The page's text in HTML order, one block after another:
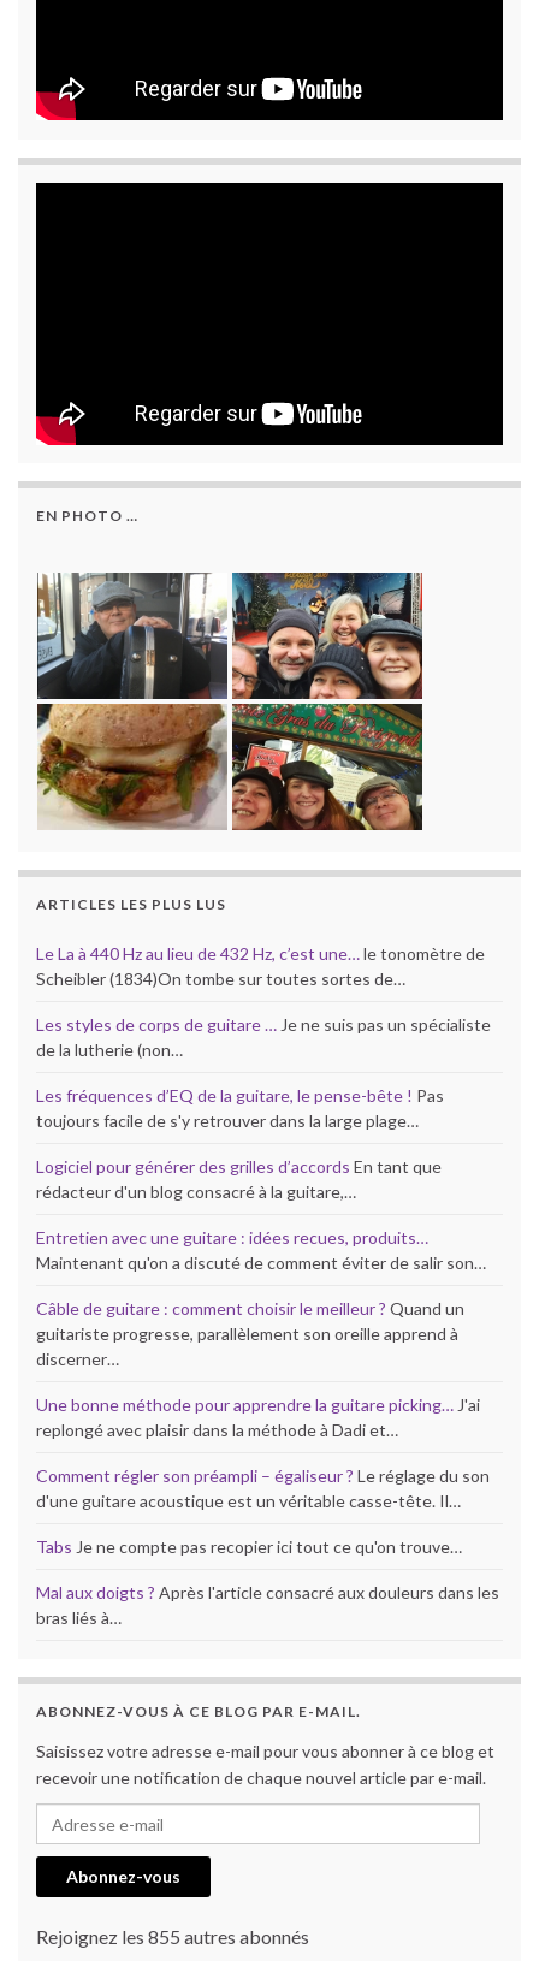
EN PHOTO …
ARTICLES LES PLUS LUS
Le La à 440 Hz au lieu de 432 Hz, c’est une…le tonomètre de
Scheibler (1834)On tombe sur toutes sortes de…
Les styles de corps de guitare …Je ne suis pas un spécialiste
de la lutherie (non…
Les fréquences d’EQ de la guitare, le pense-bête ! Pas
toujours facile de s'y retrouver dans la large plage…
Logiciel pour générer des grilles d’accords En tant que
rédacteur d'un blog consacré à la guitare,…
Entretien avec une guitare : idées recues, produits…
Maintenant qu'on a discuté de comment éviter de salir son…
Câble de guitare : comment choisir le meilleur ? Quand un
guitariste progresse, parallèlement son oreille apprend à
discerner…
Une bonne méthode pour apprendre la guitare picking…J'ai
replongé avec plaisir dans la méthode à Dadi et…
Comment régler son préampli – égaliseur ? Le réglage du son
d'une guitare acoustique est un véritable casse-tête. Il…
Tabs Je ne compte pas recopier ici tout ce qu'on trouve…
Mal aux doigts ? Après l'article consacré aux douleurs dans les
bras liés à…
ABONNEZ-VOUS À CE BLOG PAR E-MAIL.
Saisissez votre adresse e-mail pour vous abonner à ce blog et
recevoir une notification de chaque nouvel article par e-mail.
Adresse e-mail
Abonnez-vous
Rejoignez les 855 autres abonnés